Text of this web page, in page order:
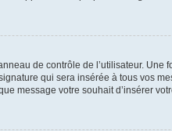
de contrôle de l’utilisateur.
qui sera insérée à tous vos
message votre souhait d’insérer